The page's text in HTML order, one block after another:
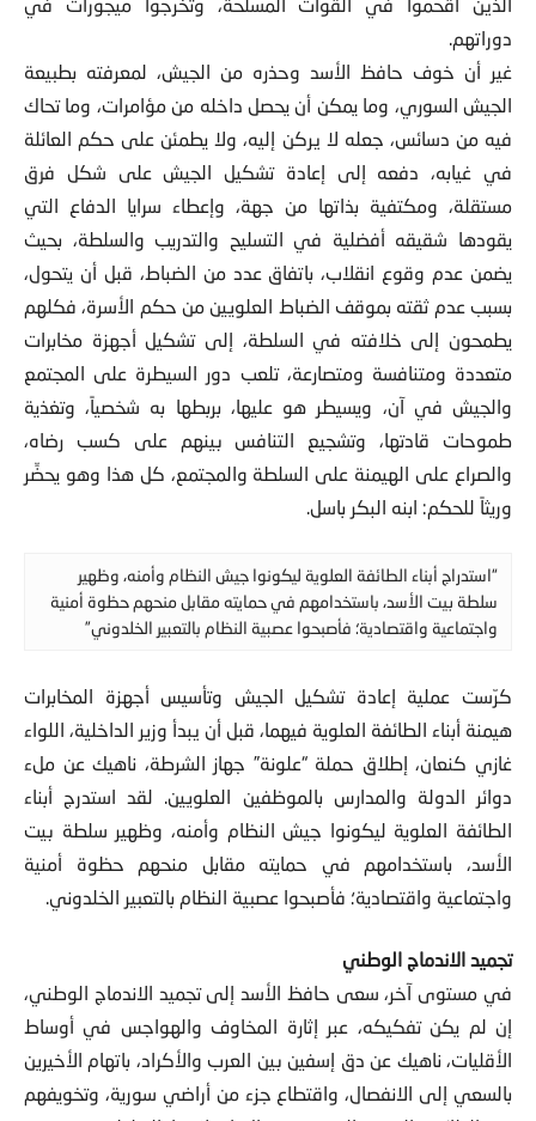
دوراتهم.
غير أن خوف حافظ الأسد وحذره من الجيش، لمعرفته بطبيعة
الجيش السوري، وما يمكن أن يحصل داخله من مؤامرات، وما تحاك
فيه من دسائس، جعله لا يركن إليه، ولا يطمئن على حكم العائلة
في غيابه، دفعه إلى إعادة تشكيل الجيش على شكل فرق
مستقلة، ومكتفية بذاتها من جهة، وإعطاء سرايا الدفاع التي
يقودها شقيقه أفضلية في التسليح والتدريب والسلطة، بحيث
يضمن عدم وقوع انقلاب، باتفاق عدد من الضباط، قبل أن يتحول،
بسبب عدم ثقته بموقف الضباط العلويين من حكم الأسرة، فكلهم
يطمحون إلى خلافته في السلطة، إلى تشكيل أجهزة مخابرات
متعددة ومتنافسة ومتصارعة، تلعب دور السيطرة على المجتمع
والجيش في آن، ويسيطر هو عليها، بربطها به شخصياً، وتغذية
طموحات قادتها، وتشجيع التنافس بينهم على كسب رضاه،
والصراع على الهيمنة على السلطة والمجتمع، كل هذا وهو يحضِّر
وريثاً للحكم: ابنه البكر باسل.
سلطة بيت الأسد، باستخدامهم في حمايته مقابل منحهم حظوة أمنية
واجتماعية واقتصادية؛ فأصبحوا عصبية النظام بالتعبير الخلدوني”
هيمنة أبناء الطائفة العلوية فيهما، قبل أن يبدأ وزير الداخلية، اللواء
غازي كنعان، إطلاق حملة “علونة” جهاز الشرطة، ناهيك عن ملء
دوائر الدولة والمدارس بالموظفين العلويين. لقد استدرج أبناء
الطائفة العلوية ليكونوا جيش النظام وأمنه، وظهير سلطة بيت
الأسد، باستخدامهم في حمايته مقابل منحهم حظوة أمنية
واجتماعية واقتصادية؛ فأصبحوا عصبية النظام بالتعبير الخلدوني.
في مستوى آخر، سعى حافظ الأسد إلى تجميد الاندماج الوطني،
إن لم يكن تفكيكه، عبر إثارة المخاوف والهواجس في أوساط
الأقليات، ناهيك عن دق إسفين بين العرب والأكراد، باتهام الأخيرين
بالسعي إلى الانفصال، واقتطاع جزء من أراضي سورية، وتخويفهم
من الطائفة السنية التي في حال استلامها السلطة ستبيدهم،